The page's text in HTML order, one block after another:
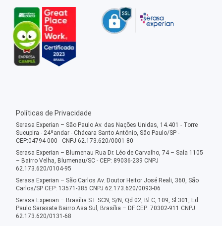
Políticas de Privacidade
Serasa Experian – São Paulo Av. das Nações Unidas, 14.401 - Torre
Sucupira - 24ºandar - Chácara Santo Antônio, São Paulo/SP -
CEP:04794-000 - CNPJ 62.173.620/0001-80
Serasa Experian – Blumenau Rua Dr. Léo de Carvalho, 74 – Sala 1105
– Bairro Velha, Blumenau/SC - CEP: 89036-239 CNPJ
62.173.620/0104-95
Serasa Experian – São Carlos Av. Doutor Heitor José Reali, 360, São
Carlos/SP CEP: 13571-385 CNPJ 62.173.620/0093-06
Serasa Experian – Brasília ST SCN, S/N, Qd 02, Bl C, 109, Sl 301, Ed.
Paulo Sarasate Bairro Asa Sul, Brasília – DF CEP: 70302-911 CNPJ
62.173.620/0131-68